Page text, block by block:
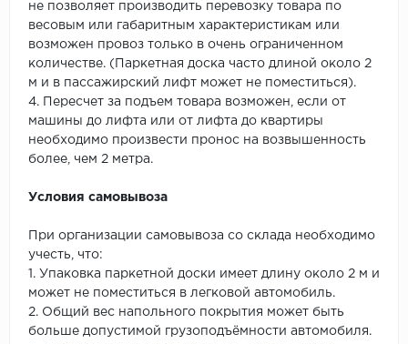
не позволяет производить перевозку товара по
весовым или габаритным характеристикам или
возможен провоз только в очень ограниченном
количестве. (Паркетная доска часто длиной около 2
м и в пассажирский лифт может не поместиться).
4. Пересчет за подъем товара возможен, если от
машины до лифта или от лифта до квартиры
необходимо произвести пронос на возвышенность
более, чем 2 метра.
Условия самовывоза
При организации самовывоза со склада необходимо
учесть, что:
1. Упаковка паркетной доски имеет длину около 2 м и
может не поместиться в легковой автомобиль.
2. Общий вес напольного покрытия может быть
больше допустимой грузоподъёмности автомобиля.